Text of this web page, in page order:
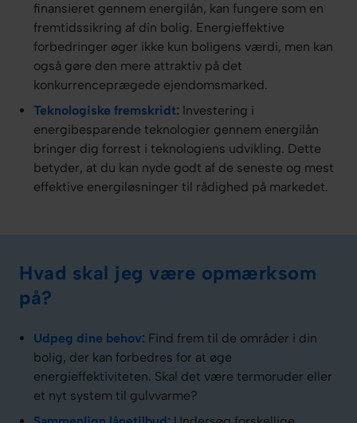
finansieret gennem energilån, kan fungere som en
fremtidssikring af din bolig. Energieffektive
forbedringer øger ikke kun boligens værdi, men kan
også gøre den mere attraktiv på det
konkurrenceprægede ejendomsmarked.
Teknologiske fremskridt: Investering i
energibesparende teknologier gennem energilån
bringer dig forrest i teknologiens udvikling. Dette
betyder, at du kan nyde godt af de seneste og mest
effektive energiløsninger til rådighed på markedet.
Hvad skal jeg være opmærksom
på?
Udpeg dine behov: Find frem til de områder i din
bolig, der kan forbedres for at øge
energieffektiviteten. Skal det være termoruder eller
et nyt system til gulvvarme?